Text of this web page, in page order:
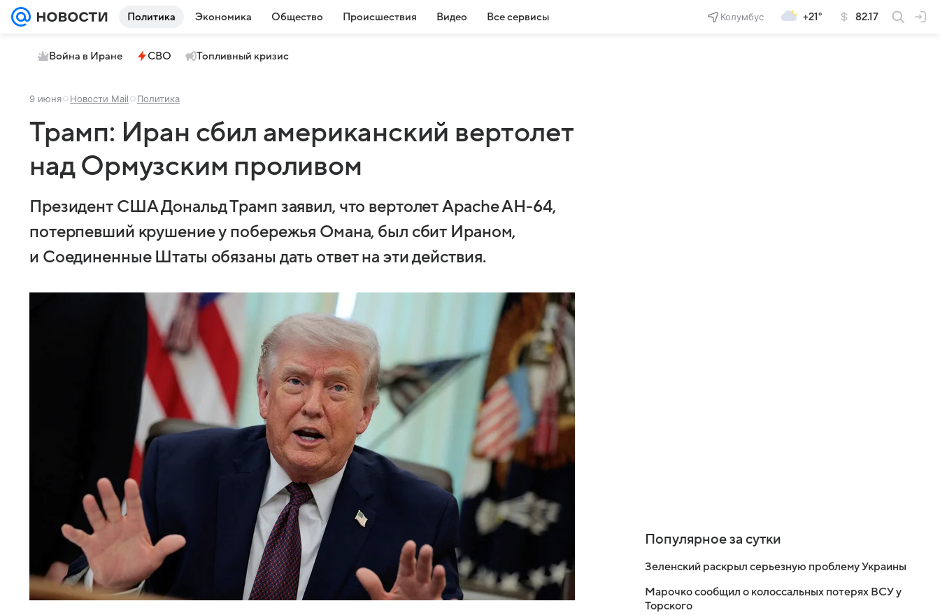
Политика Экономика Общество Происшествия Видео Все сервисы Колумбус +21° 82.17
Война в Иране СВО Топливный кризис
9 июня Новости Mail Политика
Трамп: Иран сбил американский вертолет
над Ормузским проливом
Президент США Дональд Трамп заявил, что вертолет Apache AH-64,
потерпевший крушение у побережья Омана, был сбит Ираном,
и Соединенные Штаты обязаны дать ответ на эти действия.
Популярное за сутки
Зеленский раскрыл серьезную проблему Украины
Марочко сообщил о колоссальных потерях ВСУ у
Торского